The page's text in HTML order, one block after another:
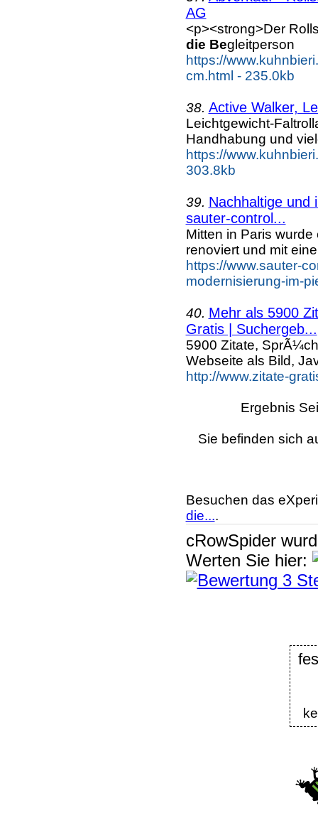
AG
<p><strong>Der
die Begleitperson
https://
cm.html - 235.0kb
38. Active Walker,
Leichtgewicht-
Handhabung und
https://
303.8kb
39. Nachhaltige und
sauter-control...
Mitten in Paris
renoviert und mit
https://www.sauter-
modernisierung-im-
40. Mehr als 5900
Gratis | Suchergeb...
5900 Zitate,
Webseite als Bild,
http://www.zitate-
Ergebnis
Sie befinden sich
Besuchen das
die....
cRowSpider
Werten Sie hier: